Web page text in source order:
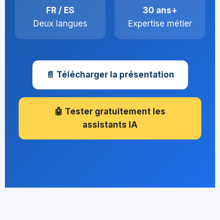
FR / ES
Deux langues
30 ans+
Expertise métier
📄 Télécharger la présentation
🤖 Tester gratuitement les
assistants IA